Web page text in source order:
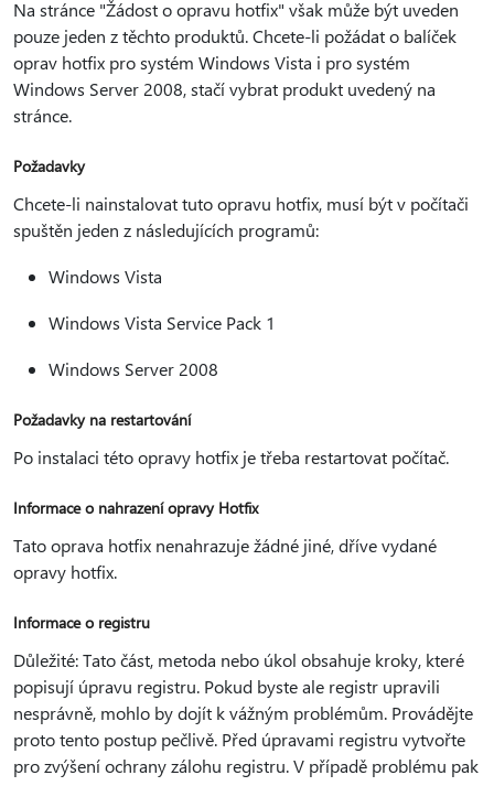
Na stránce "Žádost o opravu hotfix" však může být uveden
pouze jeden z těchto produktů. Chcete-li požádat o balíček
oprav hotfix pro systém Windows Vista i pro systém
Windows Server 2008, stačí vybrat produkt uvedený na
stránce.
Požadavky
Chcete-li nainstalovat tuto opravu hotfix, musí být v počítači
spuštěn jeden z následujících programů:
Windows Vista
Windows Vista Service Pack 1
Windows Server 2008
Požadavky na restartování
Po instalaci této opravy hotfix je třeba restartovat počítač.
Informace o nahrazení opravy Hotfix
Tato oprava hotfix nenahrazuje žádné jiné, dříve vydané
opravy hotfix.
Informace o registru
Důležité: Tato část, metoda nebo úkol obsahuje kroky, které
popisují úpravu registru. Pokud byste ale registr upravili
nesprávně, mohlo by dojít k vážným problémům. Provádějte
proto tento postup pečlivě. Před úpravami registru vytvořte
pro zvýšení ochrany zálohu registru. V případě problému pak